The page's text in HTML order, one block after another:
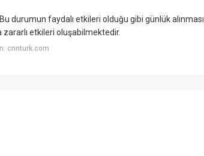
durumun faydalı etkileri olduğu gibi günlük alınması
etkileri oluşabilmektedir.
cnnturk.com